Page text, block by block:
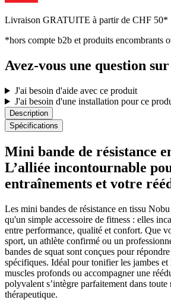
Livraison GRATUITE à partir de CHF 50*
*hors compte b2b et produits encombrants
Avez-vous une question
J'ai besoin d'aide avec ce produit
J'ai besoin d'une installation pour ce
Description
Spécifications
Mini bande de résistance
L’alliée incontournable
entraînements et votre
Les mini bandes de résistance en tissu
qu'un simple accessoire de fitness : elles
entre performance, qualité et confort. Que
sport, un athlète confirmé ou un
bandes de squat sont conçues pour
spécifiques. Idéal pour tonifier les jambes et
muscles profonds ou accompagner une
polyvalent s’intègre parfaitement dans
thérapeutique.